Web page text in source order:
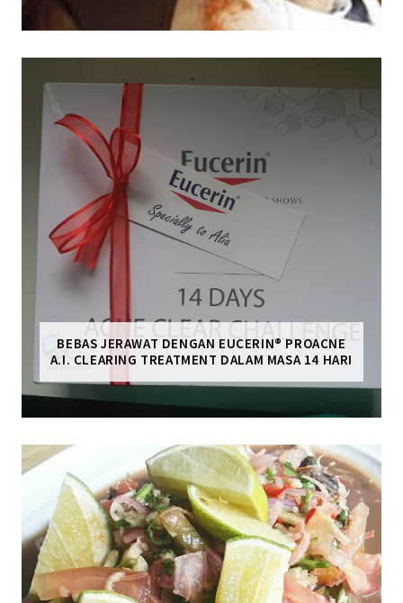
BEBAS JERAWAT DENGAN EUCERIN® PROACNE
A.I. CLEARING TREATMENT DALAM MASA 14 HARI